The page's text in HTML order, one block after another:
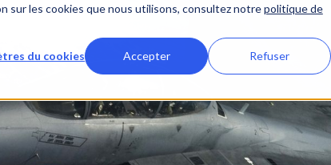
sur les cookies que nous utilisons, consultez notrepolitique de
du cookies Accepter Refuser